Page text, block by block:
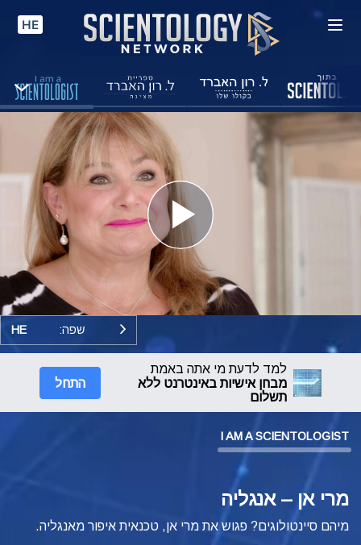
HE
Play
Video
שפה: HE
למד לדעת מי אתה באמת
מבחן אישיות באינטרנט ללא
תשלום
התחל
I AM A SCIENTOLOGIST
מרי אן – אנגליה
מיהם סיינטולוגים? פגוש את מרי אן, טכנאית איפור מאנגליה.